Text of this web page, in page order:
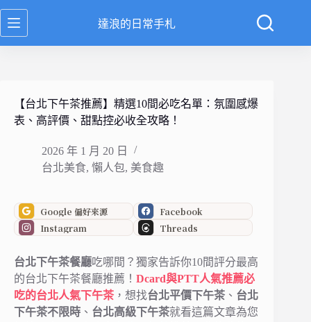
跳
至
達浪的日常手札
【台北下午茶推薦】精選10間必吃名單：氛圍感爆
表、高評價、甜點控必收全攻略！
2026 年 1 月 20 日
台北美食, 懶人包, 美食趣
Google 偏好來源
Facebook
Instagram
Threads
台北下午茶餐廳吃哪間？獨家告訴你10間評分最高
的台北下午茶餐廳推薦！ Dcard與PTT人氣推薦必
吃的台北人氣下午茶 ，想找台北平價下午茶 、 台北
下午茶不限時 、 台北高級下午茶就看這篇文章為您